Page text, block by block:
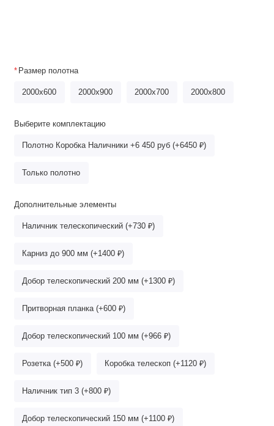
Размер полотна
2000x600 2000x900 2000x700 2000х800
Выберите комплектацию
Полотно Коробка Наличники +6 450 руб (+6450 ₽)
Только полотно
Дополнительные элементы
Наличник телескопический (+730 ₽)
Карниз до 900 мм (+1400 ₽)
Добор телескопический 200 мм (+1300 ₽)
Притворная планка (+600 ₽)
Добор телескопический 100 мм (+966 ₽)
Розетка (+500 ₽) Коробка телескоп (+1120 ₽)
Наличник тип 3 (+800 ₽)
Добор телескопический 150 мм (+1100 ₽)